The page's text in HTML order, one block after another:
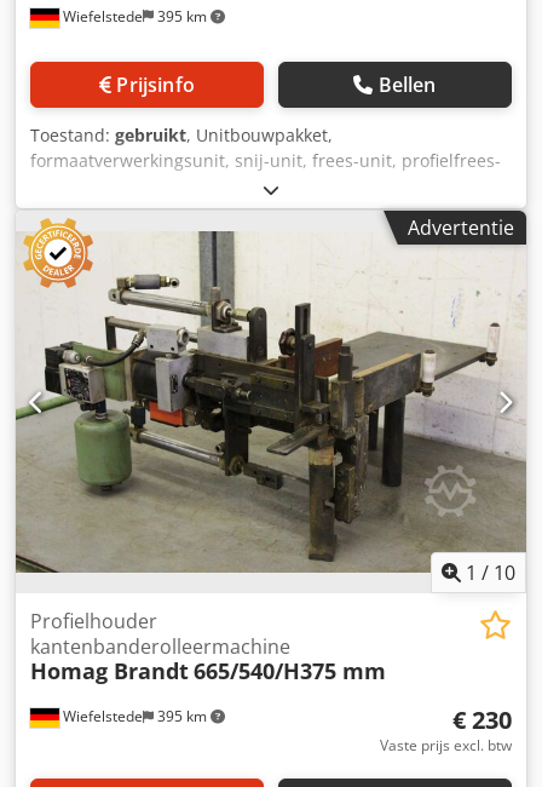
Wiefelstede 395 km
Prijsinfo Bellen
Toestand: gebruikt, Unitbouwpakket,
formaatverwerkingsunit, snij-unit, frees-unit, profielfrees-
unit, voegfrees-unit, trim-unit, dubbelkante profiler,
kantbewerkingsmachine, scoremotor, hakselmotor,
freesmotor voor kantbewerkingsmachine -Freesaggregaat:
helaas geen typeaanduiding Dedjgyg Avopfx Adijck -Motor:
2x Holz-Her 2200 W / 2800 rpm -Aandrijfriem: niet
inbegrepen -Motorblok: afmetingen 400/340/300 mm -
Freesunit: 530/440 / H300 mm -Gewicht: 81 kg
Advertentie
1 / 10
Wiefelstede 395 km
Profielhouder
kantenbanderolleermachine
Homag Brandt665/540/H375 mm
€ 230
Vaste prijs excl. btw